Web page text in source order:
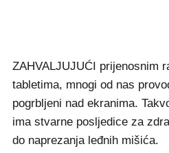
ZAHVALJUJUĆI prijenosnim
tabletima, mnogi od nas
pogrbljeni nad ekranima.
ima stvarne posljedice za
do naprezanja leđnih mišića.